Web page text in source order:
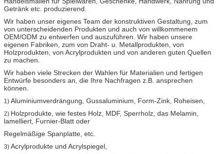
Getränk etc. produzierend.
Wir haben unser eigenes Team der konstruktiven Gestaltung, zum
von unterscheidenden Produkten und auch von willkommenem
OEM/ODM zu entwerfen und auszuführen. Wir haben unsere
eigenen Fabriken, zum von Draht- u. Metallprodukten, von
Holzprodukten, von Acrylprodukten und von anderen guten Quellen
zu machen.
Wir haben viele Strecken der Wahlen für Materialien und fertigen
Entwürfe besonders an, die Ihre Nachfragen z.B. ansprechen
können.
1) Aluminiumverdrängung, Gussaluminium, Form-Zink, Roheisen,
2) Holzprodukte, wie festes Holz, MDF, Sperrholz, das Melamin,
lamelliert, Furnier-Blatt oder
Regelmäßige Spanplatte, etc.
3) Acrylprodukte und Acrylspiegel,